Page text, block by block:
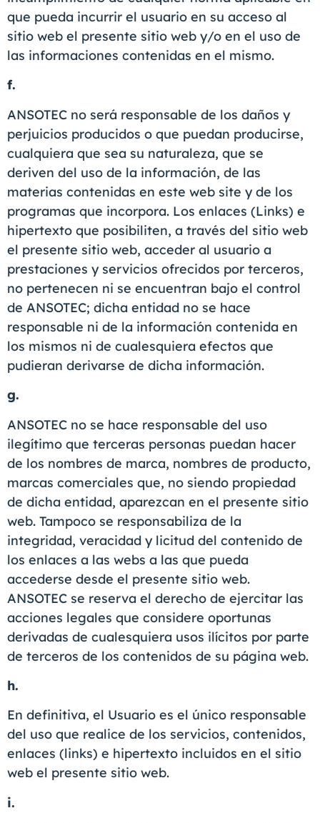
que pueda incurrir el usuario en su acceso al
sitio web el presente sitio web y/o en el uso de
las informaciones contenidas en el mismo.
f.
ANSOTEC no será responsable de los daños y
perjuicios producidos o que puedan producirse,
cualquiera que sea su naturaleza, que se
deriven del uso de la información, de las
materias contenidas en este web site y de los
programas que incorpora. Los enlaces (Links) e
hipertexto que posibiliten, a través del sitio web
el presente sitio web, acceder al usuario a
prestaciones y servicios ofrecidos por terceros,
no pertenecen ni se encuentran bajo el control
de ANSOTEC; dicha entidad no se hace
responsable ni de la información contenida en
los mismos ni de cualesquiera efectos que
pudieran derivarse de dicha información.
g.
ANSOTEC no se hace responsable del uso
ilegítimo que terceras personas puedan hacer
de los nombres de marca, nombres de producto,
marcas comerciales que, no siendo propiedad
de dicha entidad, aparezcan en el presente sitio
web. Tampoco se responsabiliza de la
integridad, veracidad y licitud del contenido de
los enlaces a las webs a las que pueda
accederse desde el presente sitio web.
ANSOTEC se reserva el derecho de ejercitar las
acciones legales que considere oportunas
derivadas de cualesquiera usos ilícitos por parte
de terceros de los contenidos de su página web.
h.
En definitiva, el Usuario es el único responsable
del uso que realice de los servicios, contenidos,
enlaces (links) e hipertexto incluidos en el sitio
web el presente sitio web.
i.